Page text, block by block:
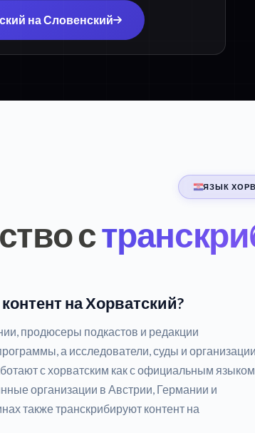
на Словенский
ЯЗЫК
с
на Хорватский?
продюсеры подкастов и редакции
а исследователи, суды и
с хорватским как с официальным языком
организации в Австрии, Германии и
также транскрибируют контент на